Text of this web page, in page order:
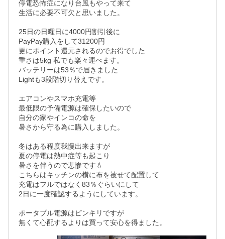
停電恐怖症になり台風もやって来て
生活に必要不可欠と思いました。
25日の日曜日に4000円割引後に
PayPay購入をして31200円
更にポイント還元されるのでお得でした
重さは5kg 私でも楽々運べます。
バッテリーは53％で届きました
Lightも3段階切り替えです。
エアコンやスマホ充電等
最低限の予備電源は確保したいので
自分の家やインコの命を
暑さから守る為に購入しました。
冬はある程度我慢出来ますが
夏の停電は熱中症等も起こり
暑さを伴うので悲惨です‪💧‬
こちらはキッチンの横に布を被せて配置して
充電はフルではなく83％ぐらいにして
2日に一度確認するようにしています。
ポータブル電源はピンキリですが
無くて心配するよりは買って安心を得ました。